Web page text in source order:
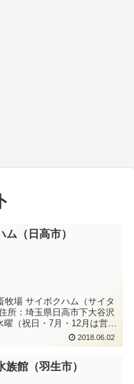
ム（日高市）
場 サイボクハム（サイタ
2018.06.02
族館（羽生市）